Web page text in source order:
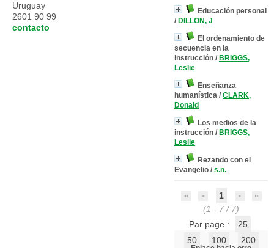
Educación personal
/ DILLON, J
El ordenamiento de
secuencia en la
instrucción / BRIGGS,
Leslie
Enseñanza
humanística / CLARK,
Donald
Los medios de la
instrucción / BRIGGS,
Leslie
Rezando con el
Evangelio / s.n.
1
(1 - 7 / 7)
Par page :
25
50
100 200
Uruguay
2601 90 99
contacto